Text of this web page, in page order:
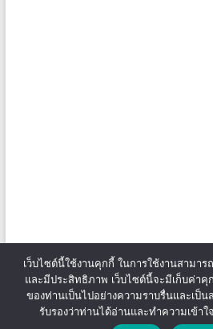
Copyright © 2026สถาบันการจัดการเทคโนโล
เว็บไซต์นี้ใช้งานคุกกี้ ในการใช้งานสามาร
และมีประสิทธิภาพ เว็บไซต์นี้จะมีเก็บค่าคุ
ของท่านเป็นไปอย่างความราบรื่นและเป็
รับรองว่าท่านได้อ่านและทำความเข้า